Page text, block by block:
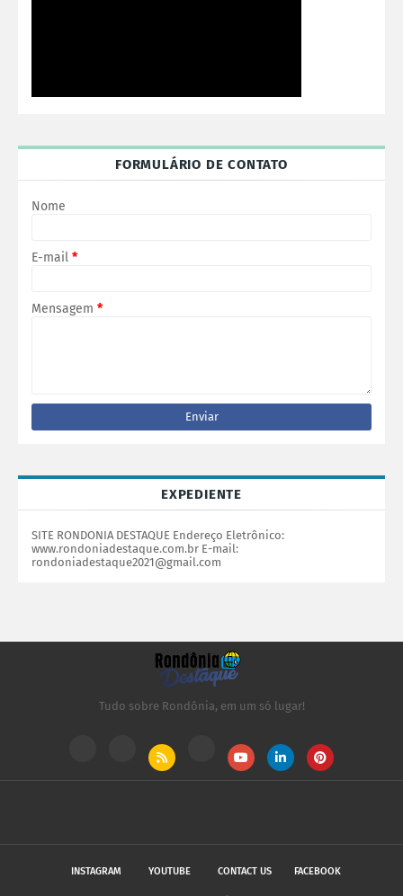
FORMULÁRIO DE CONTATO
Nome
E-mail *
Mensagem *
EXPEDIENTE
SITE RONDONIA DESTAQUE Endereço Eletrônico:
www.rondoniadestaque.com.br E-mail:
rondoniadestaque2021@gmail.com
Tudo sobre Rondônia, em um só lugar!
INSTAGRAM YOUTUBE CONTACT US FACEBOOK